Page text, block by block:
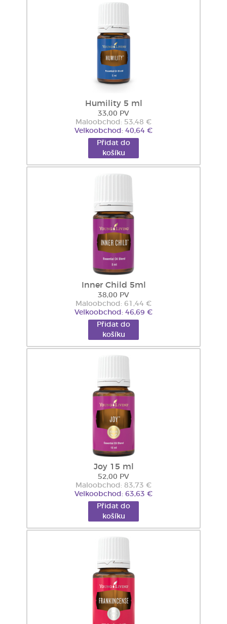
Humility 5 ml
33,00 PV
Maloobchod: 53,48 €
Velkoobchod: 40,64 €
Přidat do
košíku
Inner Child 5ml
38,00 PV
Maloobchod: 61,44 €
Velkoobchod: 46,69 €
Přidat do
košíku
Joy 15 ml
52,00 PV
Maloobchod: 83,73 €
Velkoobchod: 63,63 €
Přidat do
košíku